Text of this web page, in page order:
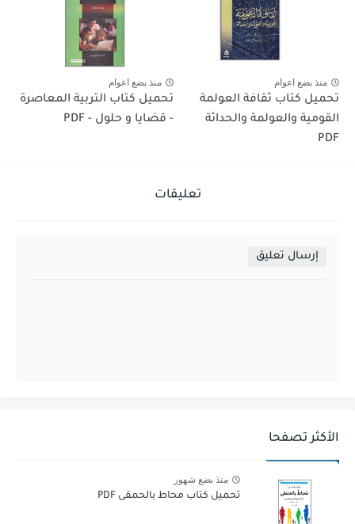
منذ بضع اعوام
تحميل كتاب ثقافة العولمة
القومية والعولمة والحداثة
PDF
منذ بضع اعوام
تحميل كتاب التربية المعاصرة
- قضايا و حلول - PDF
تعليقات
إرسال تعليق
الأكثر تصفحا
منذ بضع شهور
تحميل كتاب محاط بالحمقى PDF